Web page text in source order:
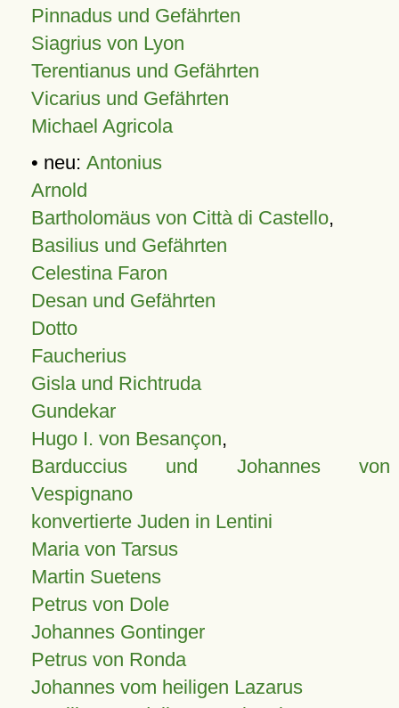
Pinnadus und Gefährten
Siagrius von Lyon
Terentianus und Gefährten
Vicarius und Gefährten
Michael Agricola
• neu: Antonius
Arnold
Bartholomäus von Città di Castello,
Basilius und Gefährten
Celestina Faron
Desan und Gefährten
Dotto
Faucherius
Gisla und Richtruda
Gundekar
Hugo I. von Besançon,
Barduccius und Johannes von
Vespignano
konvertierte Juden in Lentini
Maria von Tarsus
Martin Suetens
Petrus von Dole
Johannes Gontinger
Petrus von Ronda
Johannes vom heiligen Lazarus